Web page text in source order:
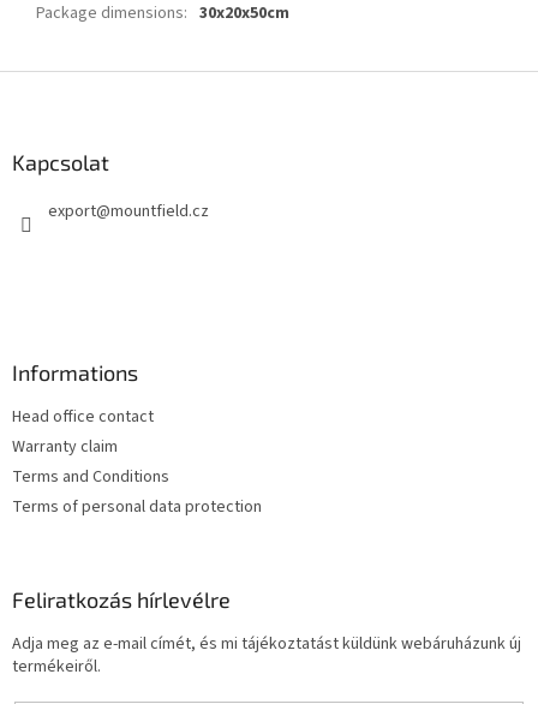
Package dimensions: 30x20x50cm
Kapcsolat
export@mountfield.cz
Informations
Head office contact
Warranty claim
Terms and Conditions
Terms of personal data protection
Feliratkozás hírlevélre
Adja meg az e-mail címét, és mi tájékoztatást küldünk webáruházunk új
termékeiről.